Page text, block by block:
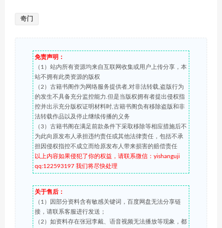
奇门
免责声明：
（1）站内所有资源均来自互联网收集或用户上传分享，本
站不拥有此类资源的版权
（2）古籍书阁作为网络服务提供者,对非法转载,盗版行为
的发生不具备充分监控能力.但是当版权拥有者提出侵权指
控并出示充分版权证明材料时,古籍书阁负有移除盗版和非
法转载作品以及停止继续传播的义务
（3）古籍书阁在满足前款条件下采取移除等相应措施后不
为此向原发布人承担违约责任或其他法律责任，包括不承
担因侵权指控不成立而给原发布人带来损害的赔偿责任
以上内容如果侵犯了你的权益，请联系微信：yishanguji
qq:122593197 我们将尽快处理
关于售后：
（1）因部分资料含有敏感关键词，百度网盘无法分享链
接，请联系客服进行发送；
（2）如资料存在张冠李戴、语音视频无法播放等现象，都